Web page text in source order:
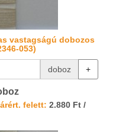
vastagságú dobozos
053)
doboz +
felett: 2.880 Ft /